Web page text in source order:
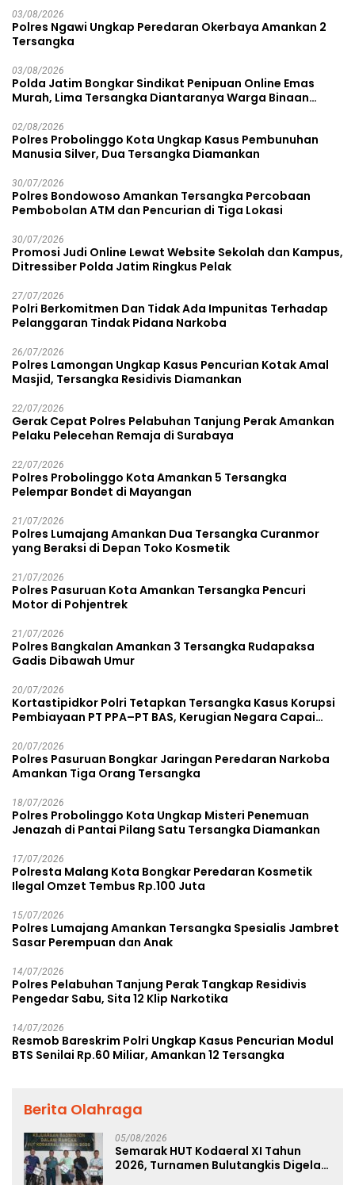
03/08/2026
Polres Ngawi Ungkap Peredaran Okerbaya Amankan 2
Tersangka
03/08/2026
Polda Jatim Bongkar Sindikat Penipuan Online Emas
Murah, Lima Tersangka Diantaranya Warga Binaan
02/08/2026
Polres Probolinggo Kota Ungkap Kasus Pembunuhan
Manusia Silver, Dua Tersangka Diamankan
30/07/2026
Polres Bondowoso Amankan Tersangka Percobaan
Pembobolan ATM dan Pencurian di Tiga Lokasi
30/07/2026
Promosi Judi Online Lewat Website Sekolah dan Kampus,
Ditressiber Polda Jatim Ringkus Pelak
27/07/2026
Polri Berkomitmen Dan Tidak Ada Impunitas Terhadap
Pelanggaran Tindak Pidana Narkoba
26/07/2026
Polres Lamongan Ungkap Kasus Pencurian Kotak Amal
Masjid, Tersangka Residivis Diamankan
22/07/2026
Gerak Cepat Polres Pelabuhan Tanjung Perak Amankan
Pelaku Pelecehan Remaja di Surabaya
22/07/2026
Polres Probolinggo Kota Amankan 5 Tersangka
Pelempar Bondet di Mayangan
21/07/2026
Polres Lumajang Amankan Dua Tersangka Curanmor
yang Beraksi di Depan Toko Kosmetik
21/07/2026
Polres Pasuruan Kota Amankan Tersangka Pencuri
Motor di Pohjentrek
21/07/2026
Polres Bangkalan Amankan 3 Tersangka Rudapaksa
Gadis Dibawah Umur
20/07/2026
Kortastipidkor Polri Tetapkan Tersangka Kasus Korupsi
Pembiayaan PT PPA–PT BAS, Kerugian Negara Capai
20/07/2026
Polres Pasuruan Bongkar Jaringan Peredaran Narkoba
Amankan Tiga Orang Tersangka
18/07/2026
Polres Probolinggo Kota Ungkap Misteri Penemuan
Jenazah di Pantai Pilang Satu Tersangka Diamankan
17/07/2026
Polresta Malang Kota Bongkar Peredaran Kosmetik
Ilegal Omzet Tembus Rp.100 Juta
15/07/2026
Polres Lumajang Amankan Tersangka Spesialis Jambret
Sasar Perempuan dan Anak
14/07/2026
Polres Pelabuhan Tanjung Perak Tangkap Residivis
Pengedar Sabu, Sita 12 Klip Narkotika
14/07/2026
Resmob Bareskrim Polri Ungkap Kasus Pencurian Modul
BTS Senilai Rp.60 Miliar, Amankan 12 Tersangka
Berita Olahraga
05/08/2026
Semarak HUT Kodaeral XI Tahun
2026, Turnamen Bulutangkis Digelar